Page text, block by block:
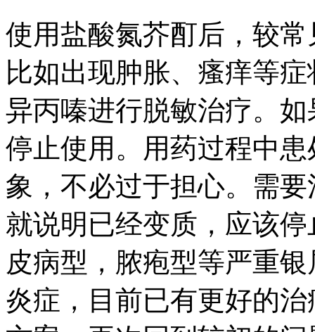
使用盐酸氮芥酊后，较
比如出现肿胀、瘙痒等
异丙嗪进行脱敏治疗。
停止使用。用药过程中
象，不必过于担心。需
就说明已经变质，应该
皮病型，脓疱型等严重
炎症，目前已有更好的